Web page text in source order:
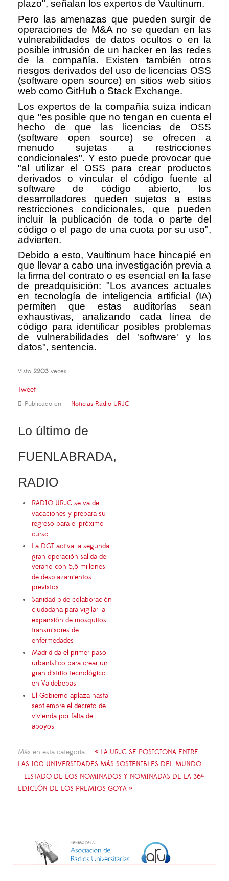
plazo", señalan los expertos de Vaultinum.
Pero las amenazas que pueden surgir de
operaciones de M&A no se quedan en las
vulnerabilidades de datos ocultos o en la
posible intrusión de un hacker en las redes
de la compañía. Existen también otros
riesgos derivados del uso de licencias OSS
(software open source) en sitios web sitios
web como GitHub o Stack Exchange.
Los expertos de la compañía suiza indican
que "es posible que no tengan en cuenta el
hecho de que las licencias de OSS
(software open source) se ofrecen a
menudo sujetas a restricciones
condicionales". Y esto puede provocar que
"al utilizar el OSS para crear productos
derivados o vincular el código fuente al
software de código abierto, los
desarrolladores queden sujetos a estas
restricciones condicionales, que pueden
incluir la publicación de toda o parte del
código o el pago de una cuota por su uso",
advierten.
Debido a esto, Vaultinum hace hincapié en
que llevar a cabo una investigación previa a
la firma del contrato o es esencial en la fase
de preadquisición: "Los avances actuales
en tecnología de inteligencia artificial (IA)
permiten que estas auditorías sean
exhaustivas, analizando cada línea de
código para identificar posibles problemas
de vulnerabilidades del 'software' y los
datos", sentencia.
Visto 2203 veces
Tweet
Publicado en Noticias Radio URJC
Lo último de
FUENLABRADA,
RADIO
RADIO URJC se va de
vacaciones y prepara su
regreso para el próximo
curso
La DGT activa la segunda
gran operación salida del
verano con 5,6 millones
de desplazamientos
previstos
Sanidad pide colaboración
ciudadana para vigilar la
expansión de mosquitos
transmisores de
enfermedades
Madrid da el primer paso
urbanístico para crear un
gran distrito tecnológico
en Valdebebas
El Gobierno aplaza hasta
septiembre el decreto de
vivienda por falta de
apoyos
Más en esta categoría:
« LA URJC SE POSICIONA ENTRE
LAS 100 UNIVERSIDADES MÁS SOSTENIBLES DEL MUNDO
LISTADO DE LOS NOMINADOS Y NOMINADAS DE LA 36ª
EDICIÓN DE LOS PREMIOS GOYA »